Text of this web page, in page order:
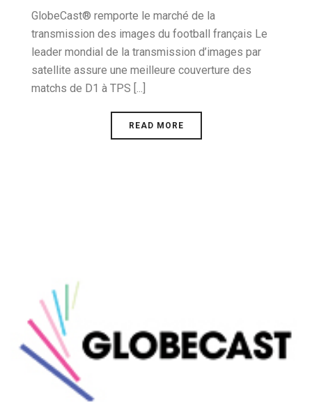
GlobeCast® remporte le marché de la
transmission des images du football français Le
leader mondial de la transmission d’images par
satellite assure une meilleure couverture des
matchs de D1 à TPS [...]
READ MORE